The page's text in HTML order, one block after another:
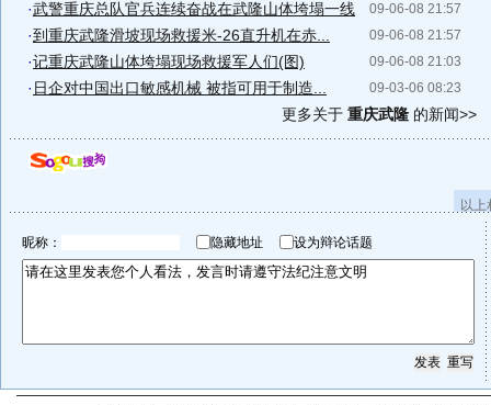
09-06-08 21:57
·武警重庆总队官兵连续奋战在武隆山体垮塌一线
09-06-08 21:57
·到重庆武隆滑坡现场救援米-26直升机在赤...
09-06-08 21:03
·记重庆武隆山体垮塌现场救援军人们(图)
09-03-06 08:23
· 日企对中国出口敏感机械 被指可用于制造...
更多关于 重庆武隆 的新闻>>
以
昵称： 隐藏地址 设为辩论话题